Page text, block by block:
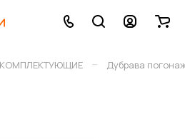
КОМПЛЕКТУЮЩИЕ – Дубрава